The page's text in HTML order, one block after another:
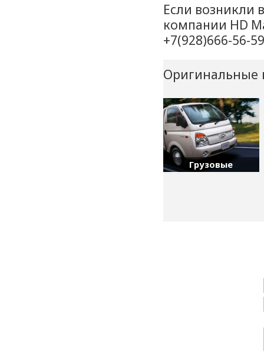
Если возникли
компании HD
+7(928)666-56-
Оригинальные
Грузовые
Hyundai: HD, H100, H350,